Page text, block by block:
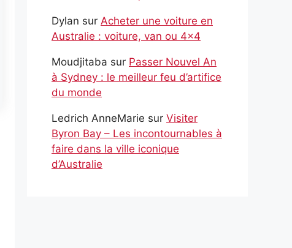
Dylan sur Acheter une voiture en
Australie : voiture, van ou 4×4
Moudjitaba sur Passer Nouvel An
à Sydney : le meilleur feu d’artifice
du monde
Ledrich AnneMarie sur Visiter
Byron Bay – Les incontournables à
faire dans la ville iconique
d’Australie